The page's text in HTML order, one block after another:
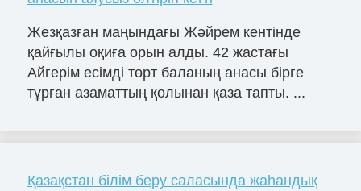
Жезқазған маңындағы Жәйрем кентінде
қайғылы оқиға орын алды. 42 жастағы
Айгерім есімді төрт баланың анасы бірге
тұрған азаматтың қолынан қаза тапты. ...
Қазақстан білім беру саласында жаһандық